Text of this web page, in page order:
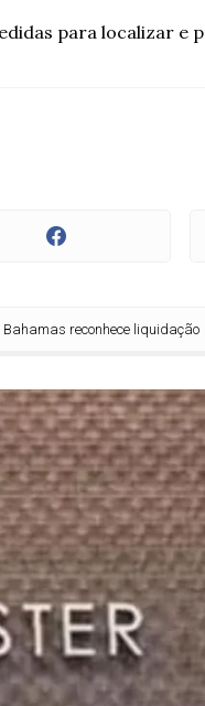
para localizar e
liquidação do Banco